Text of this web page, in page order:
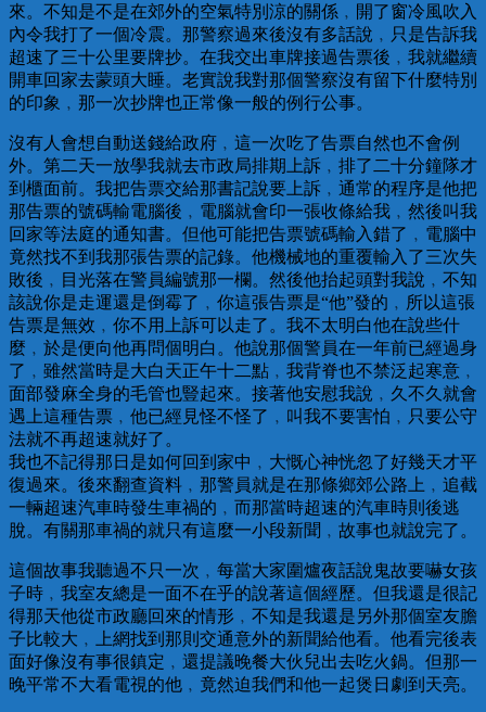
來。不知是不是在郊外的空氣特別涼的關係﹐開了窗冷風吹入
內令我打了一個冷震。那警察過來後沒有多話說﹐只是告訴我
超速了三十公里要牌抄。在我交出車牌接過告票後﹐我就繼續
開車回家去蒙頭大睡。老實說我對那個警察沒有留下什麼特別
的印象﹐那一次抄牌也正常像一般的例行公事。
沒有人會想自動送錢給政府﹐這一次吃了告票自然也不會例
外。第二天一放學我就去市政局排期上訴﹐排了二十分鐘隊才
到櫃面前。我把告票交給那書記說要上訴﹐通常的程序是他把
那告票的號碼輸電腦後﹐電腦就會印一張收條給我﹐然後叫我
回家等法庭的通知書。但他可能把告票號碼輸入錯了﹐電腦中
竟然找不到我那張告票的記錄。他機械地的重覆輸入了三次失
敗後﹐目光落在警員編號那一欄。然後他抬起頭對我說﹐不知
該說你是走運還是倒霉了﹐你這張告票是“他”發的﹐所以這張
告票是無效﹐你不用上訴可以走了。我不太明白他在說些什
麼﹐於是便向他再問個明白。他說那個警員在一年前已經過身
了﹐雖然當時是大白天正午十二點﹐我背脊也不禁泛起寒意﹐
面部發麻全身的毛管也豎起來。接著他安慰我說﹐久不久就會
遇上這種告票﹐他已經見怪不怪了﹐叫我不要害怕﹐只要公守
法就不再超速就好了。
我也不記得那日是如何回到家中﹐大慨心神恍忽了好幾天才平
復過來。後來翻查資料﹐那警員就是在那條鄉郊公路上﹐追截
一輛超速汽車時發生車禍的﹐而那當時超速的汽車時則後逃
脫。有關那車禍的就只有這麼一小段新聞﹐故事也就說完了。
這個故事我聽過不只一次﹐每當大家圍爐夜話說鬼故要嚇女孩
子時﹐我室友總是一面不在乎的說著這個經歷。但我還是很記
得那天他從市政廳回來的情形﹐不知是我還是另外那個室友膽
子比較大﹐上網找到那則交通意外的新聞給他看。他看完後表
面好像沒有事很鎮定﹐還提議晚餐大伙兒出去吃火鍋。但那一
晚平常不大看電視的他﹐竟然迫我們和他一起煲日劇到天亮。